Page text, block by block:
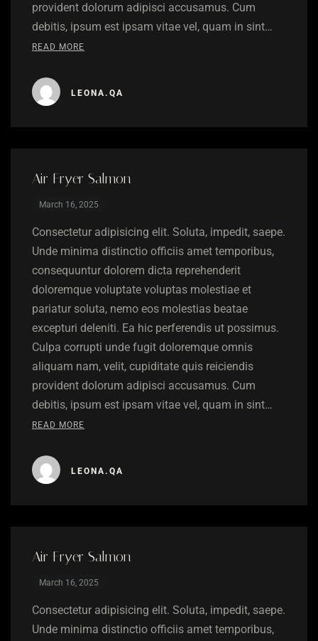
provident dolorum adipisci accusamus. Cum
debitis, ipsum est ipsam vitae vel, quam in sint…
READ MORE
LEONA.QA
Air Fryer Salmon
March 16, 2025
Consectetur adipisicing elit. Soluta, impedit, saepe.
Unde minima distinctio officiis amet temporibus,
consequuntur dolorem dicta reprehenderit
doloremque voluptate voluptas molestiae et
pariatur soluta, nemo eos molestias beatae
excepturi deleniti. Ea hic perferendis ut possimus.
Culpa corrupti unde fugit doloremque omnis
aliquam nam, velit, cupiditate quis reiciendis
provident dolorum adipisci accusamus. Cum
debitis, ipsum est ipsam vitae vel, quam in sint…
READ MORE
LEONA.QA
Air Fryer Salmon
March 16, 2025
Consectetur adipisicing elit. Soluta, impedit, saepe.
Unde minima distinctio officiis amet temporibus,